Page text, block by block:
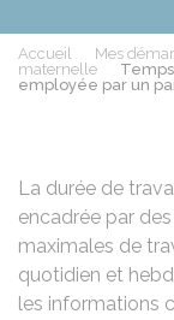
Accueil Mes
maternelle
employée par un
La durée de
encadrée par
maximales de
quotidien et
les informations